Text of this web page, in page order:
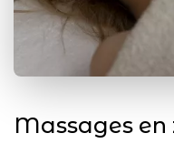
Massages en